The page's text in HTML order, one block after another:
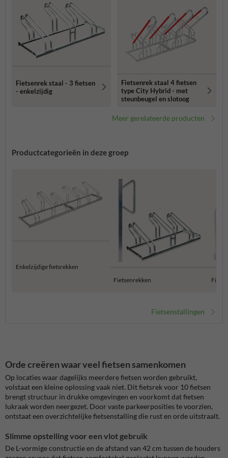
Fietsenrek staal - 3 fietsen
- enkelzijdig
Fietsenrek staal 4 fietsen
type City Hybrid - met
steunbeugel en slotoog
Meer gerelateerde producten
Productcategorieën in deze groep
Enkelzijdige fietsrekken
Fietsenrekken
Fietsenstallingen
Orde creëren waar veel fietsen samenkomen
Op locaties waar dagelijks meerdere fietsen worden gebruikt,
volstaat een kleine oplossing vaak niet. Dit fietsrek voor 10 fietsen
brengt structuur in drukke omgevingen en voorkomt dat fietsen
lukraak worden neergezet. Door vaste parkeerposities te voorzien,
ontstaat een overzichtelijke fietsenstalling die rust en orde uitstraalt.
Slimme opstelling voor een vlot gebruik
De L-vormige constructie en de afstand van 42 cm tussen de houders